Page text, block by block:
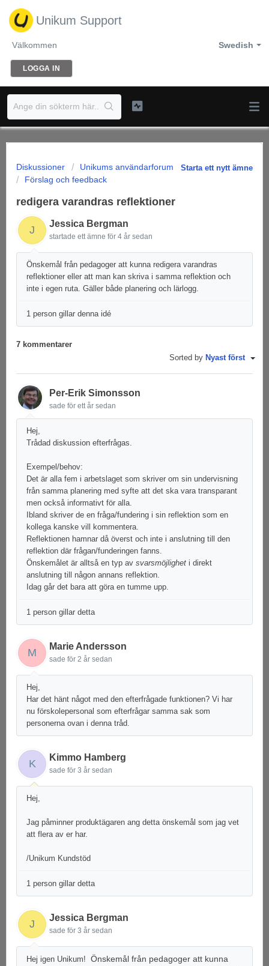
Unikum Support
Swedish
Välkommen
LOGGA IN
Starta ett nytt ämne
Diskussioner
Unikums användarforum
Förslag och feedback
redigera varandras reflektioner
J
Jessica Bergman
startade ett ämne för 4 år sedan
Önskemål från pedagoger att kunna redigera varandras
reflektioner eller att man kan skriva i samma reflektion och
inte i egen ruta. Gäller både planering och lärlogg.
1 person gillar denna idé
7 kommentarer
Sorted by Nyast först
Per-Erik Simonsson
sade för ett år sedan
Hej,
Trådad diskussion efterfrågas.
Exempel/behov:
Det är alla fem i arbetslaget som skriver om sin undervisning
från samma planering med syfte att det ska vara transparant
men också informativt för alla.
Ibland skriver de en fråga/fundering i sin reflektion som en
kollega kanske vill kommentera.
Reflektionen hamnar då överst och inte i anslutning till den
reflektion där frågan/funderingen fanns.
Önskemålet är alltså en typ av svarsmöjlighet i direkt
anslutning till någon annans reflektion.
Idag går det bara att göra en tumme upp.
1 person gillar detta
M
Marie Andersson
sade för 2 år sedan
Hej,
Har det hänt något med den efterfrågade funktionen? Vi har
nu förskolepersonal som efterfrågar samma sak som
personerna ovan i denna tråd.
K
Kimmo Hamberg
sade för 3 år sedan
Hej,
Jag påminner produktägaren ang detta önskemål som jag vet
att flera av er har.
/Unikum Kundstöd
1 person gillar detta
J
Jessica Bergman
sade för 3 år sedan
Hej igen Unikum! Önskemål från pedagoger att kunna